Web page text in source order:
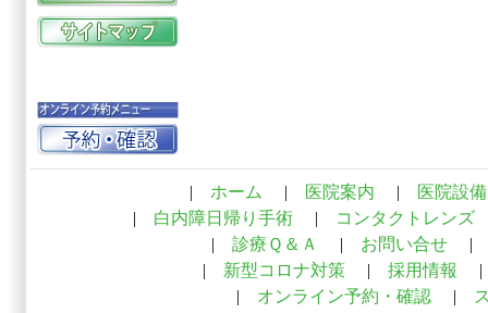
| ホーム | 医院案内 | 医院設備
| 白内障日帰り手術| コンタクトレンズ
| 診療Ｑ＆Ａ | お問い合せ
| 新型コロナ対策| 採用情報 |
| オンライン予約・確認|